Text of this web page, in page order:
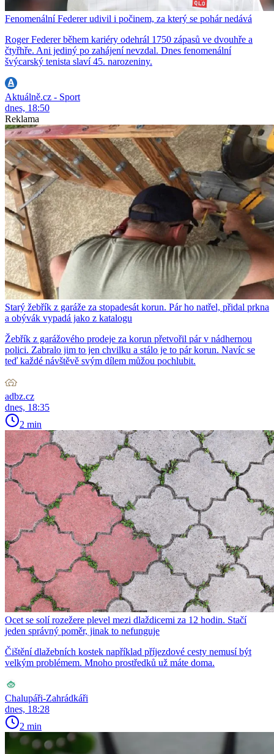
Fenomenální Federer udivil i počinem, za který se pohár nedává
Roger Federer během kariéry odehrál 1750 zápasů ve dvouhře a
čtyřhře. Ani jediný po zahájení nevzdal. Dnes fenomenální
švýcarský tenista slaví 45. narozeniny.
Aktuálně.cz - Sport
dnes, 18:50
Reklama
Starý žebřík z garáže za stopadesát korun. Pár ho natřel, přidal prkna
a obývák vypadá jako z katalogu
Žebřík z garážového prodeje za korun přetvořil pár v nádhernou
polici. Zabralo jim to jen chvilku a stálo je to pár korun. Navíc se
teď každé návštěvě svým dílem můžou pochlubit.
adbz.cz
dnes, 18:35
2 min
Ocet se solí rozežere plevel mezi dlaždicemi za 12 hodin. Stačí
jeden správný poměr, jinak to nefunguje
Čištění dlažebních kostek například příjezdové cesty nemusí být
velkým problémem. Mnoho prostředků už máte doma.
Chalupáři-Zahrádkáři
dnes, 18:28
2 min